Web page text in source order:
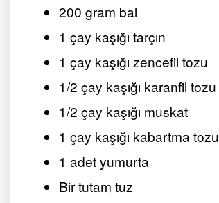
200 gram bal
1 çay kaşığı tarçın
1 çay kaşığı zencefil tozu
1/2 çay kaşığı karanfil tozu
1/2 çay kaşığı muskat
1 çay kaşığı kabartma tozu
1 adet yumurta
Bir tutam tuz